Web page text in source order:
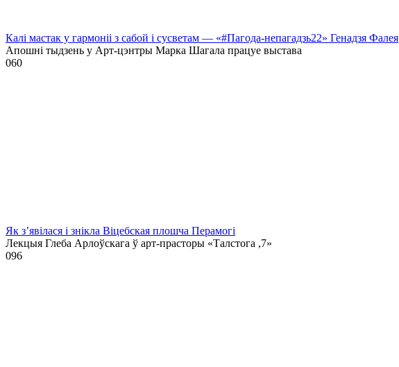
Калі мастак у гармоніі з сабой і сусветам — «#Пагода-непагадзь22» Генадзя Фалея
Апошні тыдзень у Арт-цэнтры Марка Шагала працуе выстава
060
Як з’явілася і знікла Віцебская плошча Перамогі
Лекцыя Глеба Арлоўскага ў арт-прасторы «Талстога ,7»
096